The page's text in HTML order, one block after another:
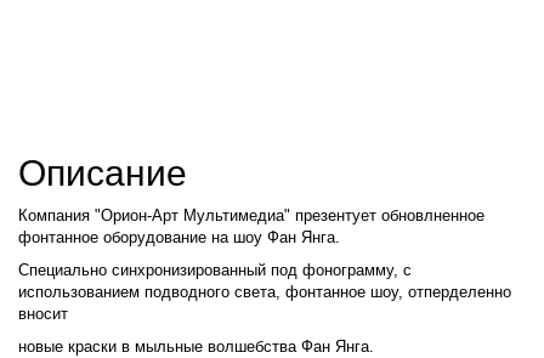
Описание
Компания "Орион-Арт Мультимедиа" презентует обновлненное
фонтанное оборудование на шоу Фан Янга.
Специально синхронизированный под фонограмму, с
использованием подводного света, фонтанное шоу, отперделенно
вносит
новые краски в мыльные волшебства Фан Янга.